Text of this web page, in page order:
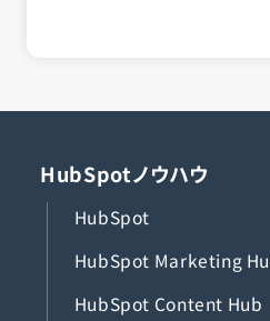
HubSpotノウハウ
HubSpot
HubSpot Marketing
HubSpot Content Hub